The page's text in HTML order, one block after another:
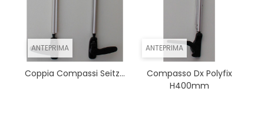
ANTEPRIMA
Coppia Compassi Seitz...
ANTEPRIMA
Compasso Dx Polyfix
H400mm